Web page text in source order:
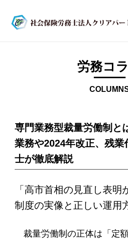
労務コ
専門業務型裁量労働制と
業務や2024年改正、残業
士が徹底解説
「高市首相の見直し表明
制度の実像と正しい運用
裁量労働制の正体は「定